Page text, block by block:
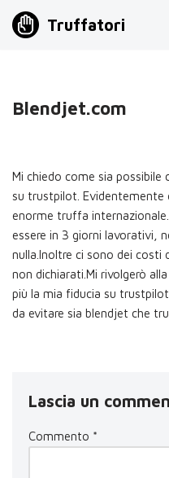
Truffatori
Blendjet.com
Mi chiedo come sia possibile
su trustpilot. Evidentemente
enorme truffa
essere in 3 giorni lavorativi,
nulla.Inoltre ci sono dei costi
non dichiarati.Mi rivolgerò
più la mia fiducia su
da evitare sia blendjet che
Lascia un
Commento *